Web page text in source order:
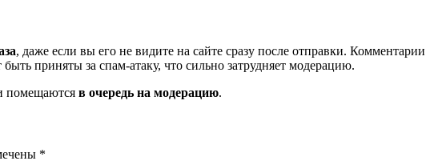
, даже если вы его не видите на сайте сразу после отправки.
приняты за спам-атаку, что сильно затрудняет модерацию.
помещаются в очередь на модерацию.
*